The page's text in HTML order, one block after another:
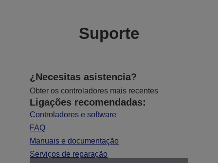
Suporte
¿Necesitas asistencia?
Obter os controladores mais recentes
Ligações recomendadas:
Controladores e software
FAQ
Manuais e documentação
Serviços de reparação